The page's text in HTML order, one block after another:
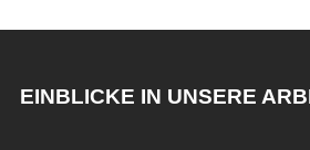
EINBLICKE IN UNSERE